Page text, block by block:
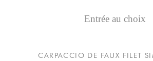
Entrée au choix
CARPACCIO DE FAUX FILET